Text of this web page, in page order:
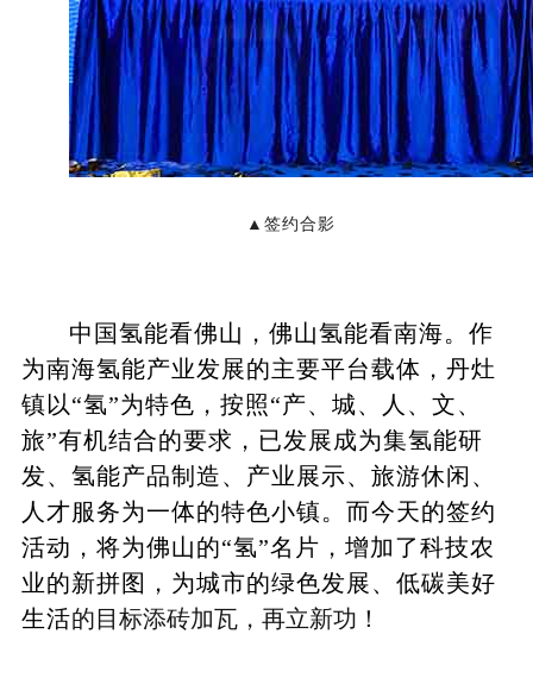
▲签约合影
中国氢能看佛山，佛山氢能看南海。作
为南海氢能产业发展的主要平台载体，丹灶
镇以“氢”为特色，按照“产、城、人、文、
旅”有机结合的要求，已发展成为集氢能研
发、氢能产品制造、产业展示、旅游休闲、
人才服务为一体的特色小镇。而今天的签约
活动，将为佛山的“氢”名片，增加了科技农
业的新拼图，为城市的绿色发展、低碳美好
生活的目标添砖加瓦，再立新功！